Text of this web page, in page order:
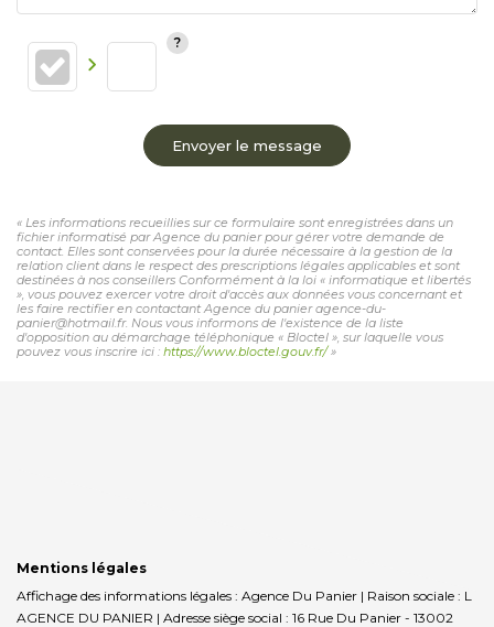
Envoyer le message
« Les informations recueillies sur ce formulaire sont enregistrées dans un
fichier informatisé par Agence du panier pour gérer votre demande de
contact. Elles sont conservées pour la durée nécessaire à la gestion de la
relation client dans le respect des prescriptions légales applicables et sont
destinées à nos conseillers Conformément à la loi « informatique et libertés
», vous pouvez exercer votre droit d'accès aux données vous concernant et
les faire rectifier en contactant Agence du panier agence-du-
panier@hotmail.fr. Nous vous informons de l'existence de la liste
d'opposition au démarchage téléphonique « Bloctel », sur laquelle vous
pouvez vous inscrire ici : https://www.bloctel.gouv.fr/»
Mentions légales
Affichage des informations légales : Agence Du Panier | Raison sociale : L
AGENCE DU PANIER | Adresse siège social : 16 Rue Du Panier - 13002